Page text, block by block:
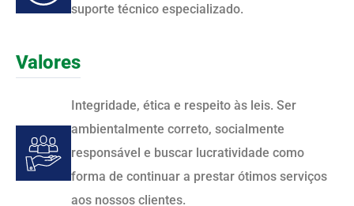
suporte técnico especializado.
Valores
Integridade, ética e respeito às leis. Ser
ambientalmente correto, socialmente
responsável e buscar lucratividade como
forma de continuar a prestar ótimos serviços
aos nossos clientes.